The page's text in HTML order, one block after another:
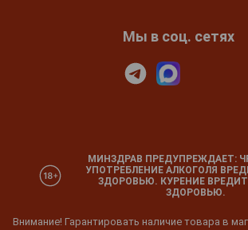
Мы в соц. сетях
МИНЗДРАВ ПРЕДУПРЕЖДАЕТ:
УПОТРЕБЛЕНИЕ АЛКОГОЛЯ
ЗДОРОВЬЮ. КУРЕНИЕ
ЗДОРОВЬЮ.
Внимание! Гарантировать наличие товара в